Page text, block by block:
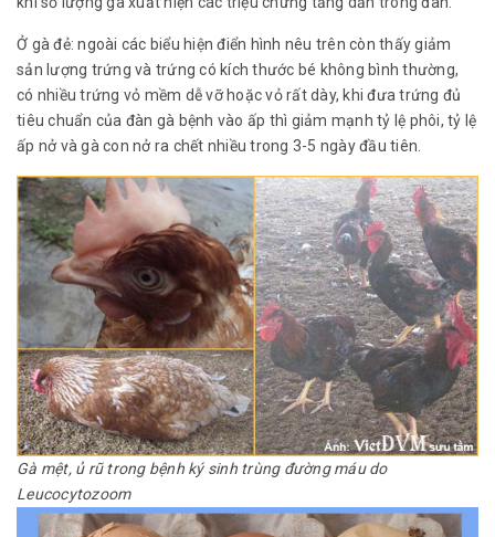
Ở gà đẻ: ngoài các biểu hiện điển hình nêu trên còn thấy giảm
sản lượng trứng và trứng có kích thước bé không bình thường,
có nhiều trứng vỏ mềm dễ vỡ hoặc vỏ rất dày, khi đưa trứng đủ
tiêu chuẩn của đàn gà bệnh vào ấp thì giảm mạnh tỷ lệ phôi, tỷ lệ
ấp nở và gà con nở ra chết nhiều trong 3-5 ngày đầu tiên.
Gà mệt, ủ rũ trong bệnh ký sinh trùng đường máu do
Leucocytozoom